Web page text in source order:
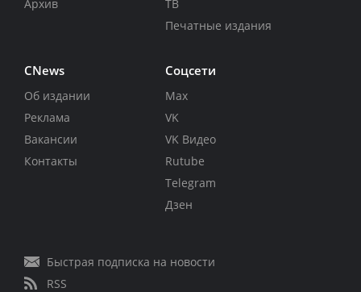
Архив
ТВ
Печатные издания
CNews
Об издании
Реклама
Вакансии
Контакты
Соцсети
Max
VK
VK Видео
Rutube
Telegram
Дзен
Быстрая подписка на новости
RSS